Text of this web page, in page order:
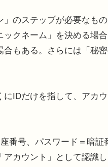
のステップが必要なも
クネーム」を決める場
もある。さらには「秘
IDだけを指して、アカウ
番号、パスワード＝暗証
カウント」として認識